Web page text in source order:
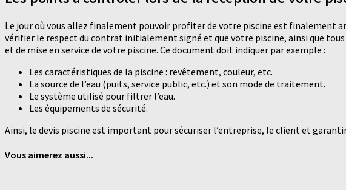
Le jour où vous allez finalement pouvoir profiter de votre piscine est finalement
vérifier le respect du contrat initialement signé et que votre piscine, ainsi que
et de mise en service de votre piscine. Ce document doit indiquer par exemple :
Les caractéristiques de la piscine : revêtement, couleur, etc.
La source de l’eau (puits, service public, etc.) et son mode de traitement.
Le système utilisé pour filtrer l’eau.
Les équipements de sécurité.
Ainsi, le devis piscine est important pour sécuriser l’entreprise, le client et
Vous aimerez aussi...